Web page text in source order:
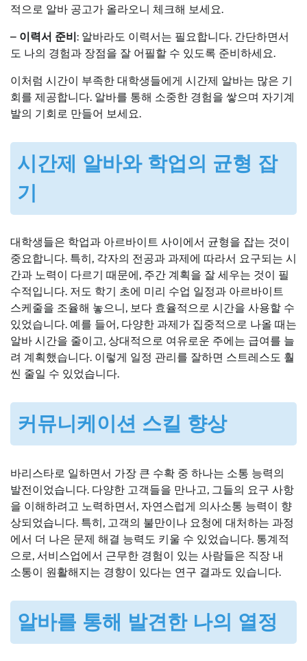
적으로 알바 공고가 올라오니 체크해 보세요.
– 이력서 준비: 알바라도 이력서는 필요합니다. 간단하면서
도 나의 경험과 장점을 잘 어필할 수 있도록 준비하세요.
이처럼 시간이 부족한 대학생들에게 시간제 알바는 많은 기
회를 제공합니다. 알바를 통해 소중한 경험을 쌓으며 자기계
발의 기회로 만들어 보세요.
시간제 알바와 학업의 균형 잡
기
대학생들은 학업과 아르바이트 사이에서 균형을 잡는 것이
중요합니다. 특히, 각자의 전공과 과제에 따라서 요구되는 시
간과 노력이 다르기 때문에, 주간 계획을 잘 세우는 것이 필
수적입니다. 저도 학기 초에 미리 수업 일정과 아르바이트
스케줄을 조율해 놓으니, 보다 효율적으로 시간을 사용할 수
있었습니다. 예를 들어, 다양한 과제가 집중적으로 나올 때는
알바 시간을 줄이고, 상대적으로 여유로운 주에는 급여를 늘
려 계획했습니다. 이렇게 일정 관리를 잘하면 스트레스도 훨
씬 줄일 수 있었습니다.
커뮤니케이션 스킬 향상
바리스타로 일하면서 가장 큰 수확 중 하나는 소통 능력의
발전이었습니다. 다양한 고객들을 만나고, 그들의 요구 사항
을 이해하려고 노력하면서, 자연스럽게 의사소통 능력이 향
상되었습니다. 특히, 고객의 불만이나 요청에 대처하는 과정
에서 더 나은 문제 해결 능력도 키울 수 있었습니다. 통계적
으로, 서비스업에서 근무한 경험이 있는 사람들은 직장 내
소통이 원활해지는 경향이 있다는 연구 결과도 있습니다.
알바를 통해 발견한 나의 열정